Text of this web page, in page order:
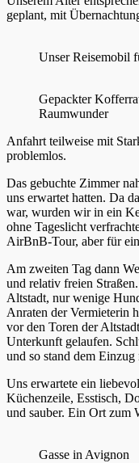
geplant, mit
Unser Reisemobil
Gepackter
Raumwunder
Anfahrt teilweise mit
problemlos.
Das gebuchte Zimmer
uns erwartet hatten. Da
war, wurden wir in ein
ohne Tageslicht
AirBnB-Tour, aber für
Am zweiten Tag dann
und relativ freien
Altstadt, nur wenige
Anraten der Vermieterin
vor den Toren der
Unterkunft gelaufen.
und so stand dem
Uns erwartete ein
Küchenzeile, Esstisch,
und sauber. Ein Ort zum
Gasse in Avignon